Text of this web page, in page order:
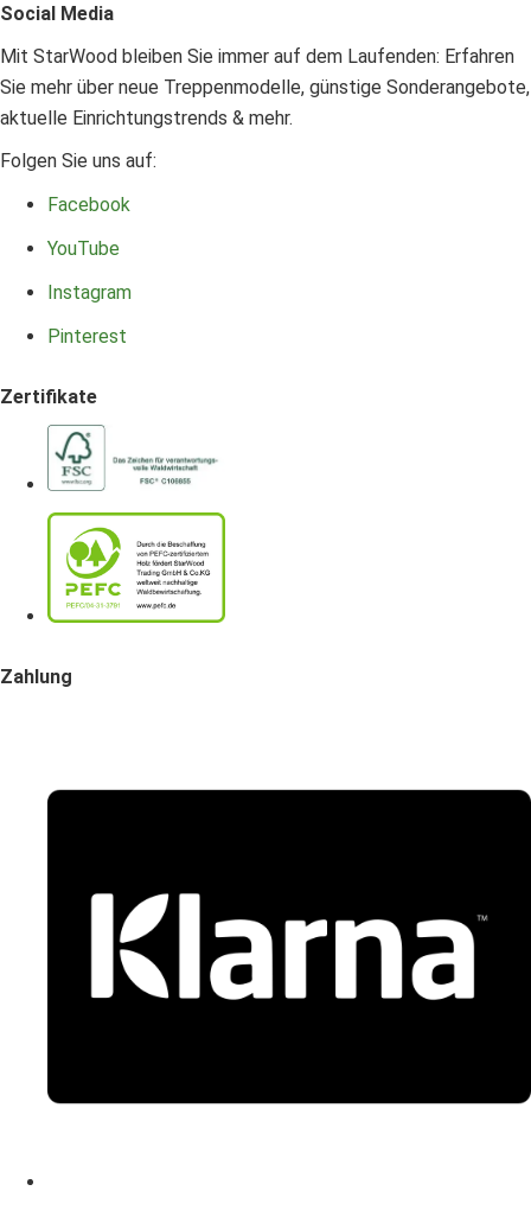
Social Media
Mit StarWood bleiben Sie immer auf dem Laufenden: Erfahren
Sie mehr über neue Treppenmodelle, günstige Sonderangebote,
aktuelle Einrichtungstrends & mehr.
Folgen Sie uns auf:
Facebook
YouTube
Instagram
Pinterest
Zertifikate
Zahlung